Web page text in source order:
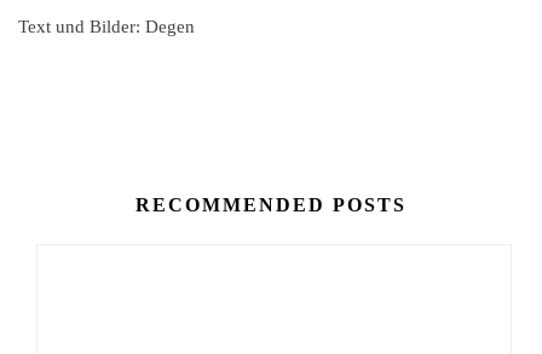
Text und Bilder: Degen
RECOMMENDED POSTS